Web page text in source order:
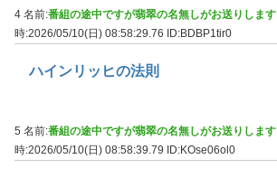
4 名前:番組の途中ですが翡翠の名無しがお送りします
時:2026/05/10(日) 08:58:29.76
ID:BDBP1tir0
ハインリッヒの法則
5 名前:番組の途中ですが翡翠の名無しがお送りします
時:2026/05/10(日) 08:58:39.79 ID:KOse06ol0